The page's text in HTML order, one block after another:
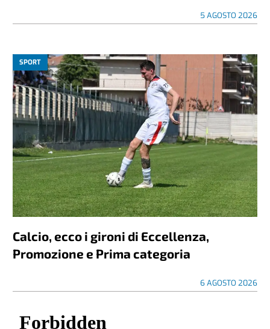
5 AGOSTO 2026
SPORT
Calcio, ecco i gironi di Eccellenza,
Promozione e Prima categoria
6 AGOSTO 2026